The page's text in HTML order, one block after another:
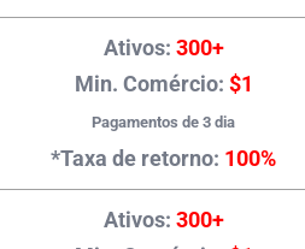
Ativos: 300+
Min. Comércio: $1
Pagamentos de 3 dia
*Taxa de retorno: 100%
Ativos: 300+